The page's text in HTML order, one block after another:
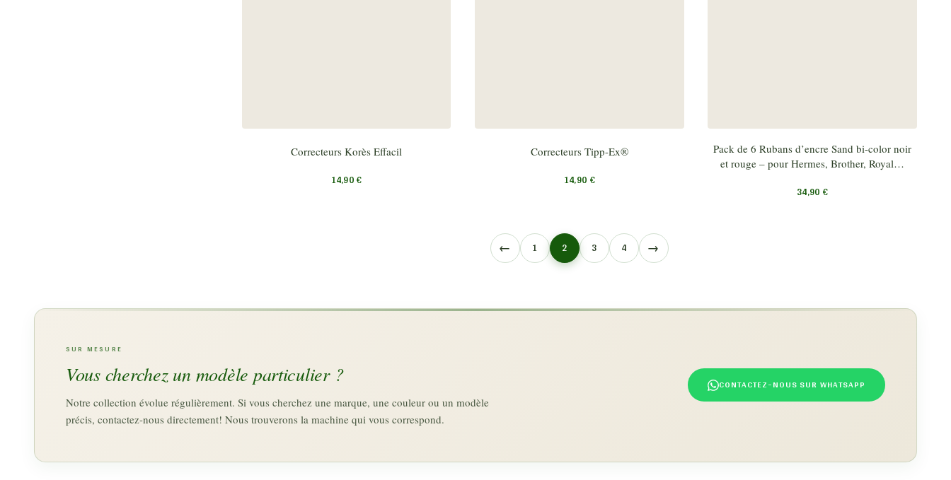
Correcteurs Korès Effacil
14,90€
Correcteurs Tipp-Ex®
14,90 €
Pack de 6 Rubans d’encre Sand bi-color noir
et rouge – pour Hermes, Brother, Royal…
34,90 €
← 1 2 3 4 →
SUR MESURE
Vous cherchez un modèle particulier ?
Notre collection évolue régulièrement. Si vous cherchez une marque, une couleur ou un modèle
précis, contactez-nous directement! Nous trouverons la machine qui vous correspond.
CONTACTEZ-NOUS SUR WHATSAPP